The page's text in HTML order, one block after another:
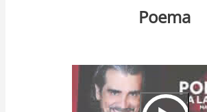
Poema
Url